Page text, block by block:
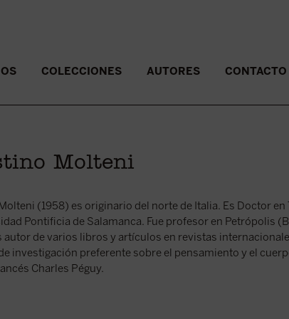
COLECCIONES AUTORES CONTACTO
Molteni
(1958) es originario del norte de Italia. Es Doctor en
Pontificia de Salamanca. Fue profesor en Petrópolis
autor de varios libros y artículos en revistas
investigación preferente sobre el pensamiento y el
Charles Péguy.